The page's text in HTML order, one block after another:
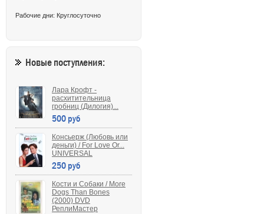
Рабочие дни: Круглосуточно
Новые поступления:
Лара Крофт -
расхитительница
гробниц (Дилогия)...
500 руб
Консьерж (Любовь или
деньги) / For Love Or...
UNIVERSAL
250 руб
Кости и Собаки / More
Dogs Than Bones
(2000) DVD
РеплиМастер